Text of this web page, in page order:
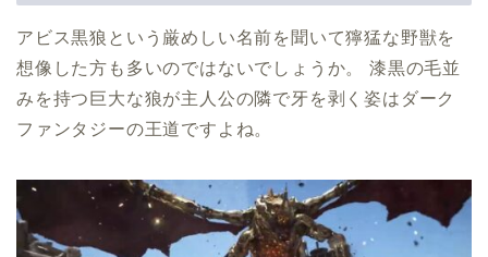
アビス黒狼という厳めしい名前を聞いて獰猛な野獣を
想像した方も多いのではないでしょうか。 漆黒の毛並
みを持つ巨大な狼が主人公の隣で牙を剥く姿はダーク
ファンタジーの王道ですよね。